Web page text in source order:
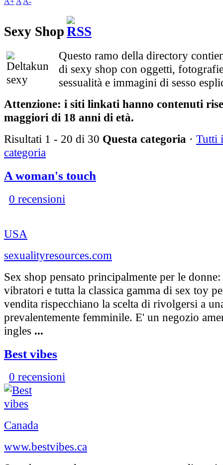
Sexy Shop
Questo ramo della directory
di sexy shop con oggetti,
sessualità e immagini di sesso
Attenzione: i siti linkati hanno contenuti
maggiori di 18 anni di età.
Risultati 1 - 20 di 30 Questa categoria · Tutti
categoria
A woman's touch
0 recensioni
USA
sexualityresources.com
Sex shop pensato principalmente per le
vibratori e tutta la classica gamma di sex toy
vendita rispecchiano la scelta di rivolgersi a
prevalentemente femminile. E' un negozio
ingles ...
Best vibes
0 recensioni
Canada
www.bestvibes.ca